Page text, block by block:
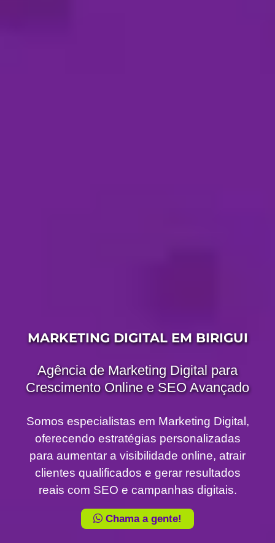
MARKETING DIGITAL EM BIRIGUI
Agência de Marketing Digital para
Crescimento Online e SEO Avançado
Somos especialistas em Marketing Digital,
oferecendo estratégias personalizadas
para aumentar a visibilidade online, atrair
clientes qualificados e gerar resultados
reais com SEO e campanhas digitais.
Chama a gente!